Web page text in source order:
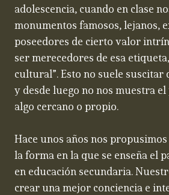
adolescencia, cuando en clase
monumentos famosos, lejanos,
poseedores de cierto valor
ser merecedores de esa
cultural”. Esto no suele suscitar
y desde luego no nos muestra
algo cercano o propio.
Hace unos años nos
la forma en la que se enseña el
en educación secundaria.
crear una mejor conciencia e